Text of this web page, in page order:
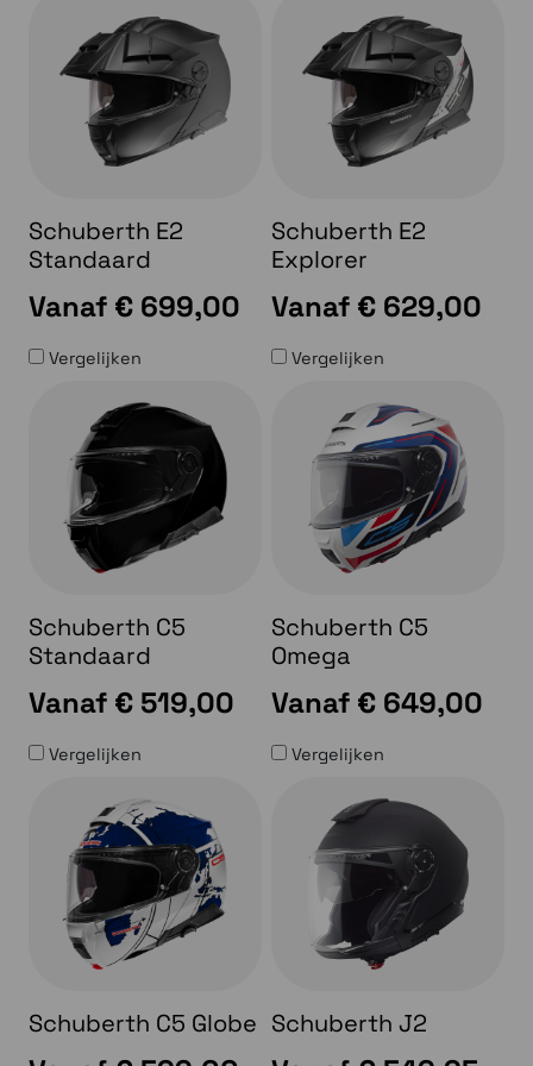
Schuberth E2
Standaard
Vanaf € 699,00
Vergelijken
Schuberth E2
Explorer
Vanaf € 629,00
Vergelijken
Schuberth C5
Standaard
Vanaf € 519,00
Vergelijken
Schuberth C5
Omega
Vanaf € 649,00
Vergelijken
Schuberth C5 Globe Schuberth J2